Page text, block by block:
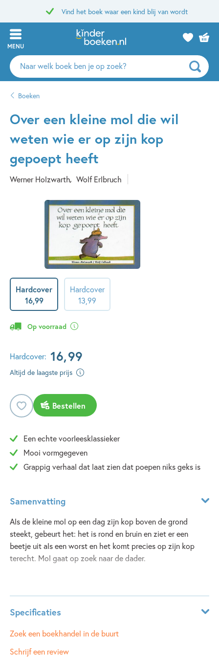
Vind het boek waar een kind blij van wordt
MENU
Zoeken
naar
auteurs
uitgevers
Boeken
Over een kleine mol die wil
weten wie er op zijn kop
gepoept heeft
Werner Holzwarth Wolf Erlbruch
Hardcover
16,99
Hardcover
13 99
Op voorraad
Hardcover: 16,99
Altijd de laagste prijs
Bestellen
Een echte voorleesklassieker
Mooi vormgegeven
Grappig verhaal dat laat zien dat poepen niks geks is
Samenvatting
Als de kleine mol op een dag zijn kop boven de grond
steekt, gebeurt het: het is rond en bruin en ziet er een
beetje uit als een worst en het komt precies op zijn kop
terecht. Mol gaat op zoek naar de dader.
Specificaties
ISBN: 9789061745822
NUR:
Zoek een boekhandel in de buurt
Schrijf een review